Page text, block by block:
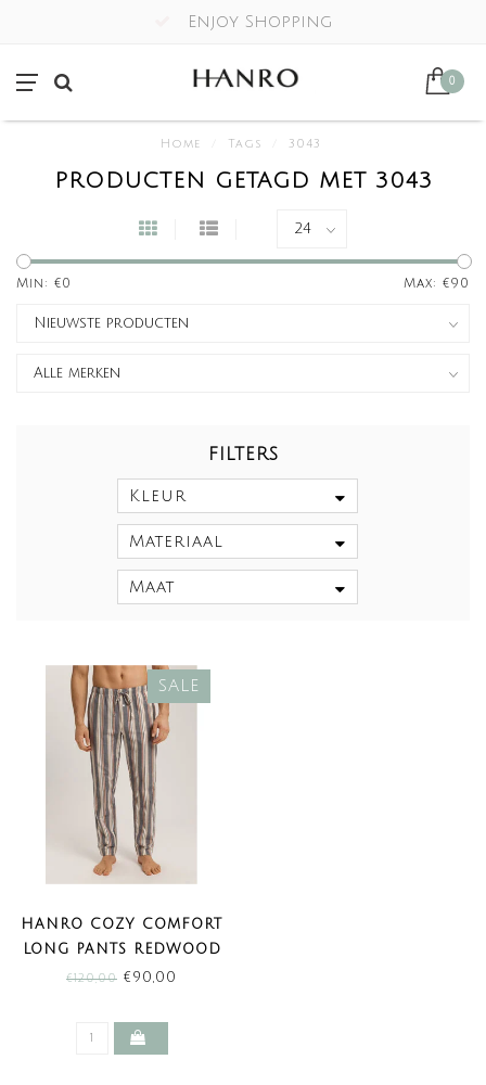
Enjoy Shopping
0
Home Tags 3043
PRODUCTEN GETAGD MET 3043
Min: €0 Max: €90
FILTERS
Kleur
Materiaal
Maat
SALE
HANRO COZY COMFORT
LONG PANTS REDWOOD
STRIPE (SALE)
€120,00 €90,00